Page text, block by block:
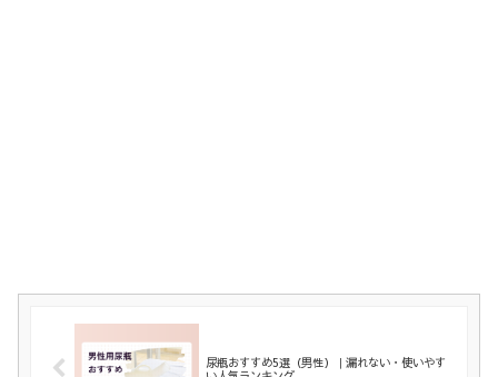
尿瓶おすすめ5選（男性）｜漏れない・使いやす